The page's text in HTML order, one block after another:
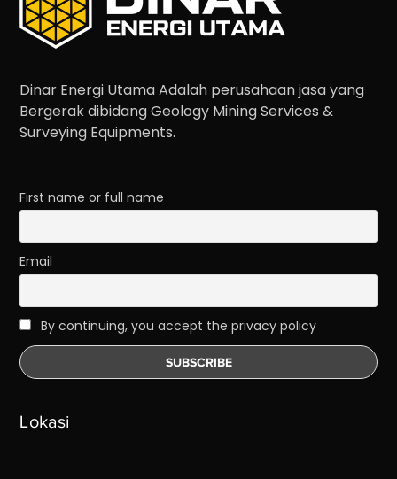
Dinar Energi Utama Adalah perusahaan jasa yang
Bergerak dibidang Geology Mining Services &
Surveying Equipments.
First name or full name
Email
By continuing, you accept the privacy policy
Lokasi